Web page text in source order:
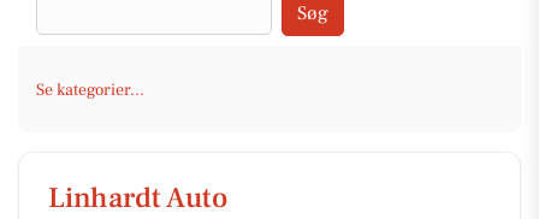
Søg
Se kategorier...
Linhardt Auto